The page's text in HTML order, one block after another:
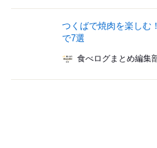
つくばで焼肉を楽しむ
で7選
食べログまとめ編集